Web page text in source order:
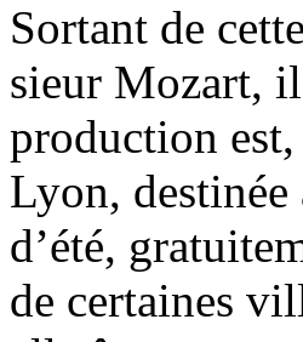
Sortant de
sieur Mozart,
production est,
Lyon, destinée
d’été,
de certaines